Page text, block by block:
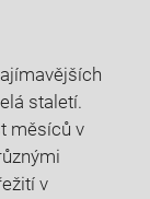
staletí.
měsíců⁢ v
v